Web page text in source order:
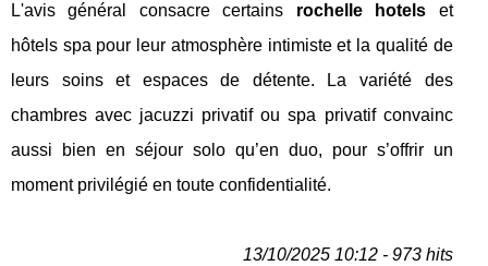
L'avis général consacre certains rochelle hotels et
hôtels spa pour leur atmosphère intimiste et la qualité de
leurs soins et espaces de détente. La variété des
chambres avec jacuzzi privatif ou spa privatif convainc
aussi bien en séjour solo qu’en duo, pour s’offrir un
moment privilégié en toute confidentialité.
13/10/2025 10:12 - 973 hits